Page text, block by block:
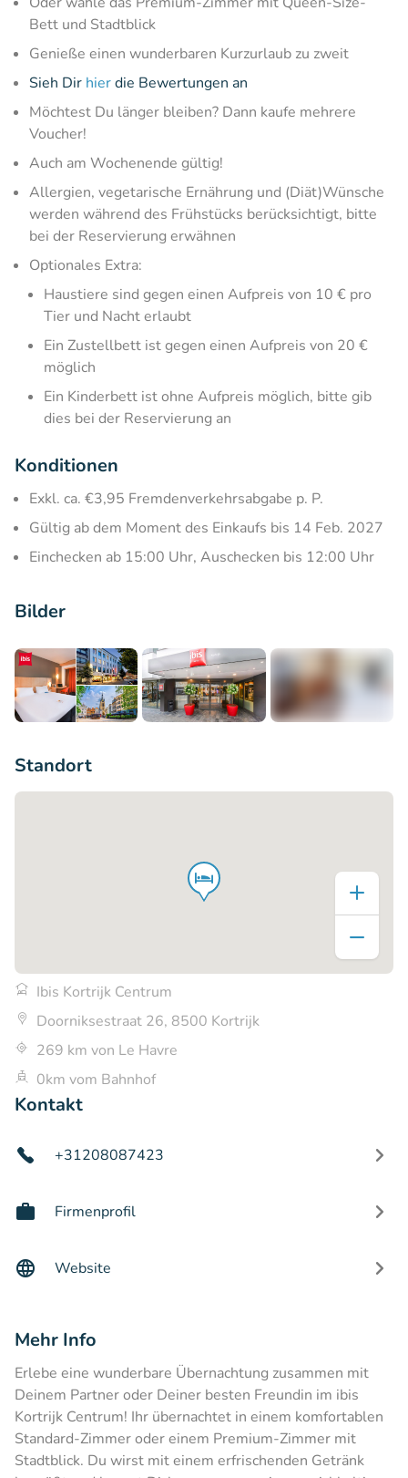
Bett und Stadtblick
Genieße einen wunderbaren Kurzurlaub zu zweit
Sieh Dir hierdie Bewertungen an
Möchtest Du länger bleiben? Dann kaufe mehrere
Voucher!
Auch am Wochenende gültig!
Allergien, vegetarische Ernährung und (Diät)Wünsche
werden während des Frühstücks berücksichtigt, bitte
bei der Reservierung erwähnen
Optionales Extra:
Haustiere sind gegen einen Aufpreis von 10 € pro
Tier und Nacht erlaubt
Ein Zustellbett ist gegen einen Aufpreis von 20 €
möglich
Ein Kinderbett ist ohne Aufpreis möglich, bitte gib
dies bei der Reservierung an
Konditionen
Exkl. ca. €3,95 Fremdenverkehrsabgabe p. P.
Gültig ab dem Moment des Einkaufs bis 14 Feb. 2027
Einchecken ab 15:00 Uhr, Auschecken bis 12:00 Uhr
Bilder
Standort
Ibis Kortrijk Centrum
Doorniksestraat 26, 8500 Kortrijk
269 km von Le Havre
0km vom Bahnhof
Kontakt
+31208087423
Firmenprofil
Website
Mehr Info
Erlebe eine wunderbare Übernachtung zusammen mit
Deinem Partner oder Deiner besten Freundin im ibis
Kortrijk Centrum! Ihr übernachtet in einem komfortablen
Standard-Zimmer oder einem Premium-Zimmer mit
Stadtblick. Du wirst mit einem erfrischenden Getränk